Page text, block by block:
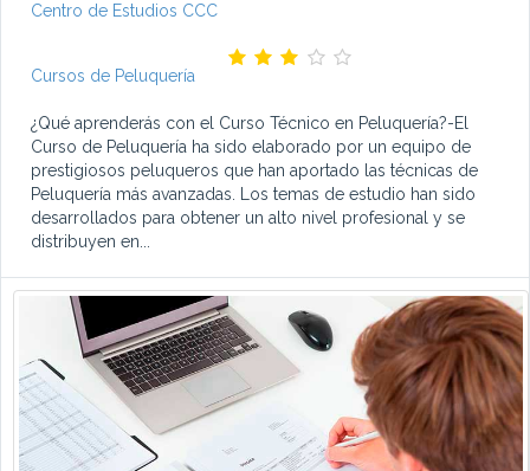
Centro de Estudios CCC
Cursos de Peluquería
¿Qué aprenderás con el Curso Técnico en Peluquería?-El
Curso de Peluquería ha sido elaborado por un equipo de
prestigiosos peluqueros que han aportado las técnicas de
Peluquería más avanzadas. Los temas de estudio han sido
desarrollados para obtener un alto nivel profesional y se
distribuyen en...